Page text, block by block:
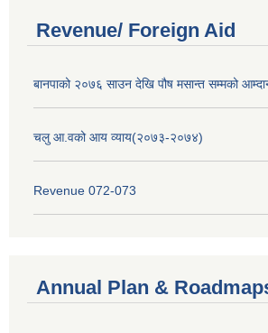
Revenue/ Foreign Aid
बानपाको २०७६ साउन देखि पौष मसान्त सम्मको
चलु आ.वको आय व्याय(२०७३-२०७४)
Revenue 072-073
Annual Plan &